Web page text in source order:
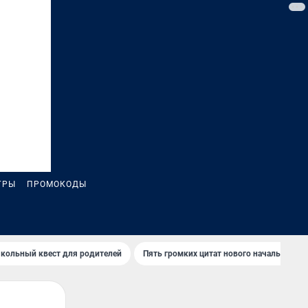
ПРОМОКОДЫ
квест для родителей Пять громких цитат нового начальника